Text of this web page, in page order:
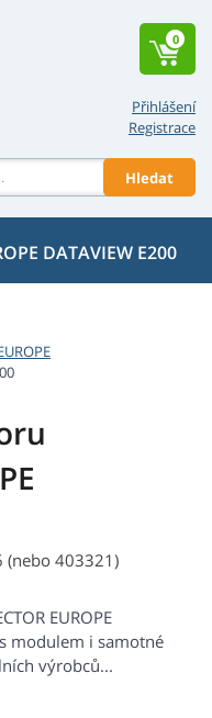
Přihlášení
Registrace
Hledat
0
DATAVIEW E200
(nebo 403321)
EUROPE
modulem i samotné
výrobců...